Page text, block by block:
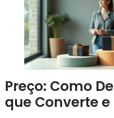
Preço: Como
que Converte e